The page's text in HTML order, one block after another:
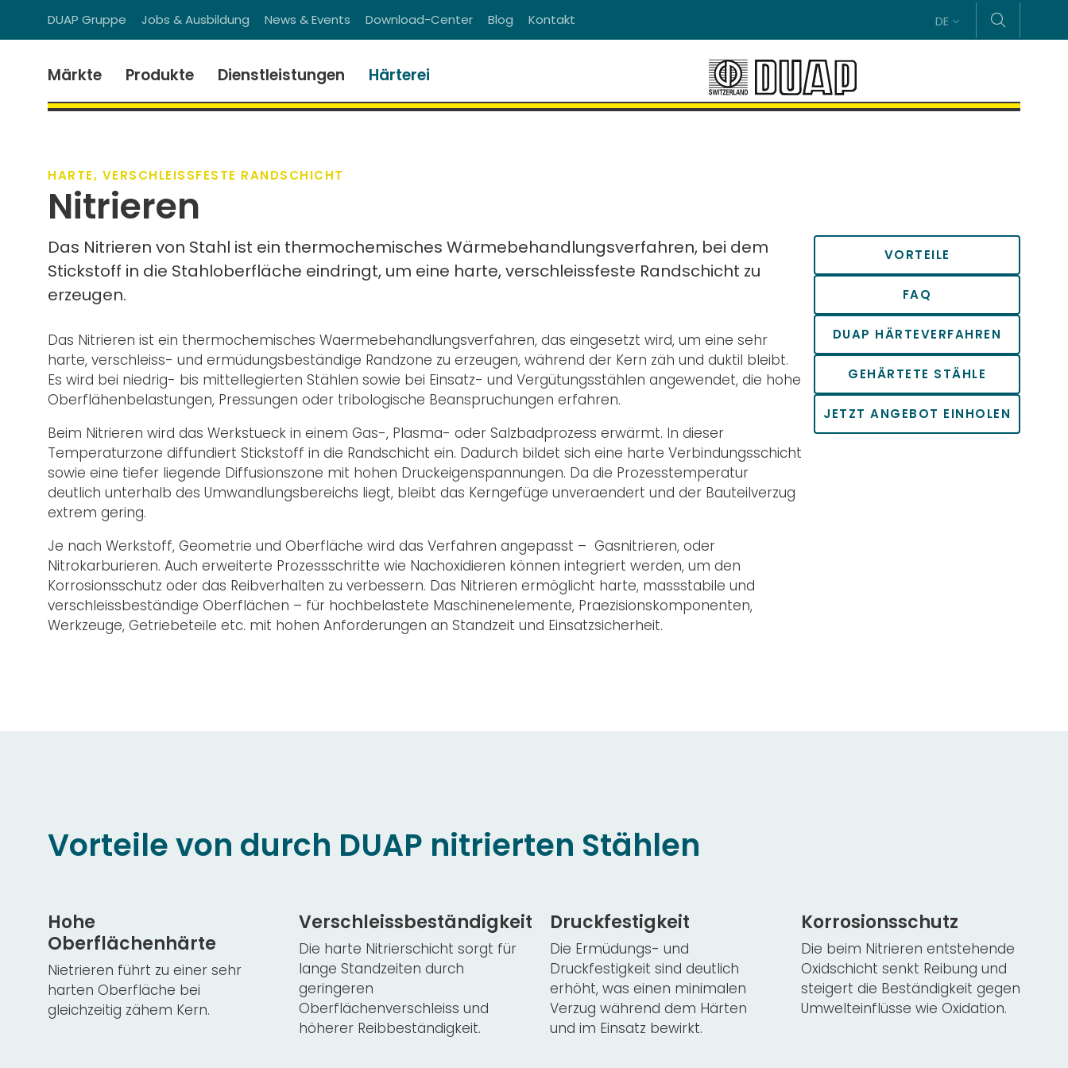
DUAP Gruppe Jobs & Ausbildung News & Events Download-Center Blog Kontakt DE
Märkte Produkte Dienstleistungen Härterei
HARTE, VERSCHLEISSFESTE RANDSCHICHT
Nitrieren
Das Nitrieren von Stahl ist ein thermochemisches Wärmebehandlungsverfahren, bei dem
Stickstoff in die Stahloberfläche eindringt, um eine harte, verschleissfeste Randschicht zu
erzeugen.
Das Nitrieren ist ein thermochemisches Waermebehandlungsverfahren, das eingesetzt wird, um eine sehr
harte, verschleiss- und ermüdungsbeständige Randzone zu erzeugen, während der Kern zäh und duktil bleibt.
Es wird bei niedrig- bis mittellegierten Stählen sowie bei Einsatz- und Vergütungsstählen angewendet, die hohe
Oberflähenbelastungen, Pressungen oder tribologische Beanspruchungen erfahren.
Beim Nitrieren wird das Werkstueck in einem Gas-, Plasma- oder Salzbadprozess erwärmt. In dieser
Temperaturzone diffundiert Stickstoff in die Randschicht ein. Dadurch bildet sich eine harte Verbindungsschicht
sowie eine tiefer liegende Diffusionszone mit hohen Druckeigenspannungen. Da die Prozesstemperatur
deutlich unterhalb des Umwandlungsbereichs liegt, bleibt das Kerngefüge unveraendert und der Bauteilverzug
extrem gering.
Je nach Werkstoff, Geometrie und Oberfläche wird das Verfahren angepasst – Gasnitrieren, oder
Nitrokarburieren. Auch erweiterte Prozessschritte wie Nachoxidieren können integriert werden, um den
Korrosionsschutz oder das Reibverhalten zu verbessern. Das Nitrieren ermöglicht harte, massstabile und
verschleissbeständige Oberflächen – für hochbelastete Maschinenelemente, Praezisionskomponenten,
Werkzeuge, Getriebeteile etc. mit hohen Anforderungen an Standzeit und Einsatzsicherheit.
VORTEILE
FAQ
DUAP HÄRTEVERFAHREN
GEHÄRTETE STÄHLE
JETZT ANGEBOT EINHOLEN
Vorteile von durch DUAP nitrierten Stählen
Hohe
Oberflächenhärte
Nietrieren führt zu einer sehr
harten Oberfläche bei
gleichzeitig zähem Kern.
Verschleissbeständigkeit
Die harte Nitrierschicht sorgt für
lange Standzeiten durch
geringeren
Oberflächenverschleiss und
höherer Reibbeständigkeit.
Druckfestigkeit
Die Ermüdungs- und
Druckfestigkeit sind deutlich
erhöht, was einen minimalen
Verzug während dem Härten
und im Einsatz bewirkt.
Korrosionsschutz
Die beim Nitrieren entstehende
Oxidschicht senkt Reibung und
steigert die Beständigkeit gegen
Umwelteinflüsse wie Oxidation.